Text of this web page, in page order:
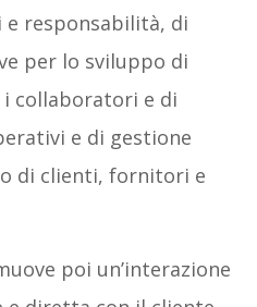
responsabilità, di
per lo sviluppo di
collaboratori e di
e di gestione
di clienti, fornitori e
poi un’interazione